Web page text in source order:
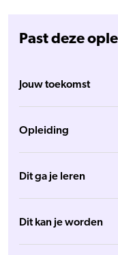
Past deze
Jouw toekomst
Opleiding
Dit ga je leren
Dit kan je worden